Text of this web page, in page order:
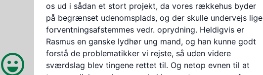
os ud i sådan et stort projekt, da vores rækkehus byder
på begrænset udenomsplads, og der skulle undervejs lige
forventningsafstemmes vedr. oprydning. Heldigvis er
Rasmus en ganske lydhør ung mand, og han kunne godt
forstå de problematikker vi rejste, så uden videre
sværdslag blev tingene rettet til. Og netop evnen til at